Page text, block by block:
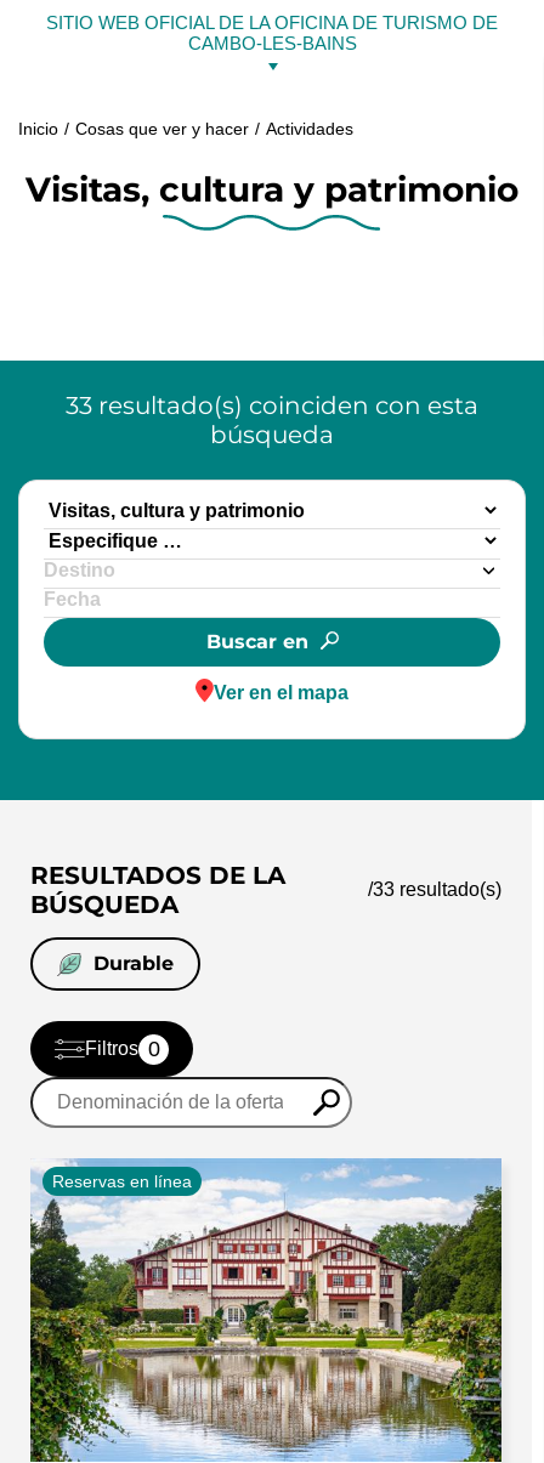
SITIO WEB OFICIAL DE LA OFICINA DE TURISMO DE
CAMBO-LES-BAINS
Inicio Cosas que ver y hacer Actividades
Visitas, cultura y patrimonio
33 resultado(s) coinciden con esta
búsqueda
Buscar en
Ver en el mapa
RESULTADOS DE LA
BÚSQUEDA
/33 resultado(s)
Durable
Filtros 0
Reservas en línea